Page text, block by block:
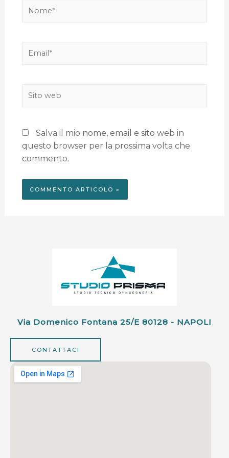
Salva il mio nome, email e sito web in
questo browser per la prossima volta che
commento.
Via Domenico Fontana 25/e 80128 - NAPOLI
CONTATTACI